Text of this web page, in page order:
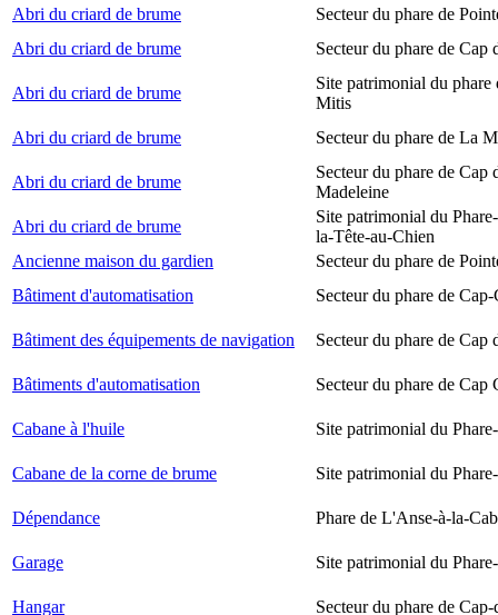
Abri du criard de brume
Secteur du phare de
Abri du criard de brume
Secteur du phare de Cap
Abri du criard de brume
Site patrimonial du phare
Mitis
Abri du criard de brume
Secteur du phare de La
Abri du criard de brume
Secteur du phare de Cap
Madeleine
Abri du criard de brume
Site patrimonial du
la-Tête-au-Chien
Ancienne maison du gardien
Secteur du phare de
Bâtiment d'automatisation
Secteur du phare de Cap-
Bâtiment des équipements de navigation Secteur du phare de Cap
Bâtiments d'automatisation Secteur du phare de Cap
Cabane à l'huile Site patrimonial du
Cabane de la corne de brume Site patrimonial du
Dépendance Phare de L'Anse-à-la-
Garage Site patrimonial du
Hangar Secteur du phare de Cap-